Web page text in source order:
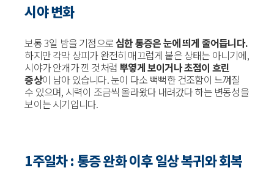
시야 변화
보통 3일 밤을 기점으로심한 통증은 눈에 띄게 줄어듭니다.
하지만 각막 상피가 완전히 매끄럽게 붙은 상태는 아니기에,
시야가 안개가 낀 것처럼 뿌옇게 보이거나 초점이 흐린
증상이 남아 있습니다. 눈이 다소 뻑뻑한 건조함이 느껴질
수 있으며, 시력이 조금씩 올라왔다 내려갔다 하는 변동성을
보이는 시기입니다.
1주일차 : 통증 완화 이후 일상 복귀와 회복